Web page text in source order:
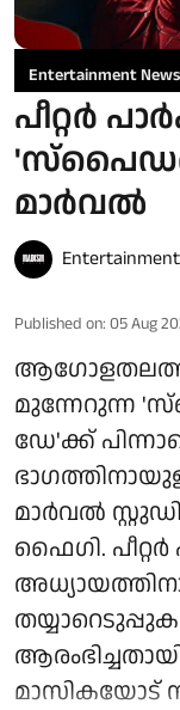
Entertainment News
പീറ്റർ
മാർവൽ
Published on: 05 Aug
മുന്നേറുന്ന
ഡേ'ക്ക്
മാർവൽ
ഫൈഗി.
മാസികയോട്